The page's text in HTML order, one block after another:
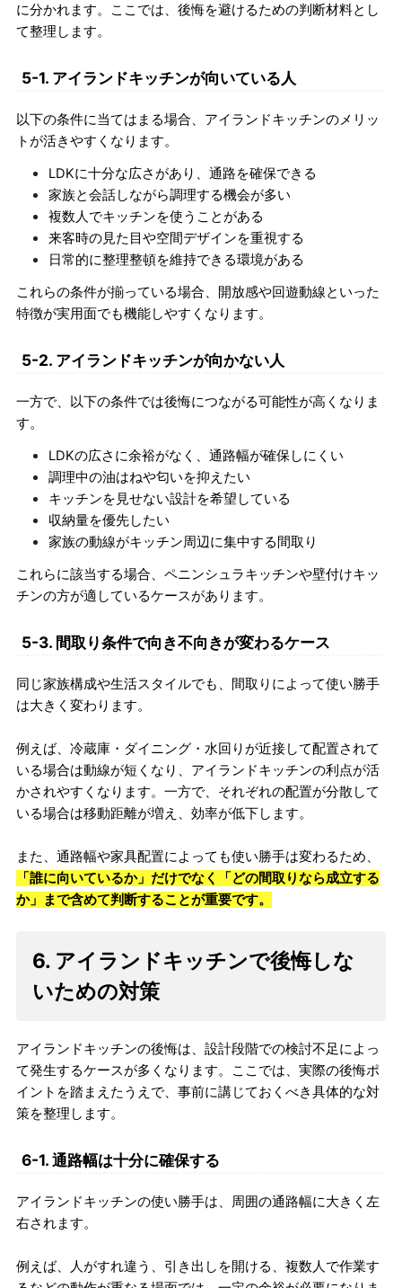
に分かれます。ここでは、後悔を避けるための判断材料とし
て整理します。
5-1. アイランドキッチンが向いている人
以下の条件に当てはまる場合、アイランドキッチンのメリッ
トが活きやすくなります。
LDKに十分な広さがあり、通路を確保できる
家族と会話しながら調理する機会が多い
複数人でキッチンを使うことがある
来客時の見た目や空間デザインを重視する
日常的に整理整頓を維持できる環境がある
これらの条件が揃っている場合、開放感や回遊動線といった
特徴が実用面でも機能しやすくなります。
5-2. アイランドキッチンが向かない人
一方で、以下の条件では後悔につながる可能性が高くなりま
す。
LDKの広さに余裕がなく、通路幅が確保しにくい
調理中の油はねや匂いを抑えたい
キッチンを見せない設計を希望している
収納量を優先したい
家族の動線がキッチン周辺に集中する間取り
これらに該当する場合、ペニンシュラキッチンや壁付けキッ
チンの方が適しているケースがあります。
5-3. 間取り条件で向き不向きが変わるケース
同じ家族構成や生活スタイルでも、間取りによって使い勝手
は大きく変わります。
例えば、冷蔵庫・ダイニング・水回りが近接して配置されて
いる場合は動線が短くなり、アイランドキッチンの利点が活
かされやすくなります。一方で、それぞれの配置が分散して
いる場合は移動距離が増え、効率が低下します。
また、通路幅や家具配置によっても使い勝手は変わるため、
「誰に向いているか」だけでなく「どの間取りなら成立する
か」まで含めて判断することが重要です。
6. アイランドキッチンで後悔しな
いための対策
アイランドキッチンの後悔は、設計段階での検討不足によっ
て発生するケースが多くなります。ここでは、実際の後悔ポ
イントを踏まえたうえで、事前に講じておくべき具体的な対
策を整理します。
6-1. 通路幅は十分に確保する
アイランドキッチンの使い勝手は、周囲の通路幅に大きく左
右されます。
例えば、人がすれ違う、引き出しを開ける、複数人で作業す